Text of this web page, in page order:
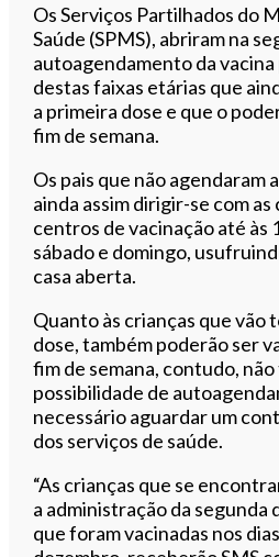
Os Serviços Partilhados do
Saúde (SPMS), abriram na
autoagendamento da vacina
destas faixas etárias que
a primeira dose e que o
fim de semana.
Os pais que não agendaram
ainda assim dirigir-se com as
centros de vacinação até às
sábado e domingo,
casa aberta.
Quanto às crianças que vão
dose, também poderão ser
fim de semana, contudo,
possibilidade de
necessário aguardar um
dos serviços de saúde.
“As crianças que se
a administração da segunda
que foram vacinadas nos